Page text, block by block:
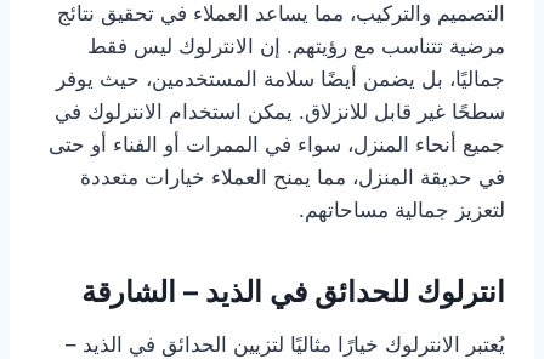
التصميم والتركيب، مما يساعد العملاء في تحقيق نتائج
مرضية تتناسب مع رؤيتهم. إن الانترلوك ليس فقط
جماليًا، بل يضمن أيضًا سلامة المستخدمين، حيث يوفر
سطحًا غير قابل للانزلاق. يمكن استخدام الانترلوك في
جميع أنحاء المنزل، سواء في الممرات أو الفناء أو حتى
في حديقة المنزل، مما يمنح العملاء خيارات متعددة
لتعزيز جمالية مساحاتهم.
انترلوك للحدائق في الذيد – الشارقة
يُعتبر الانترلوك خيارًا مثاليًا لتزيين الحدائق في الذيد –